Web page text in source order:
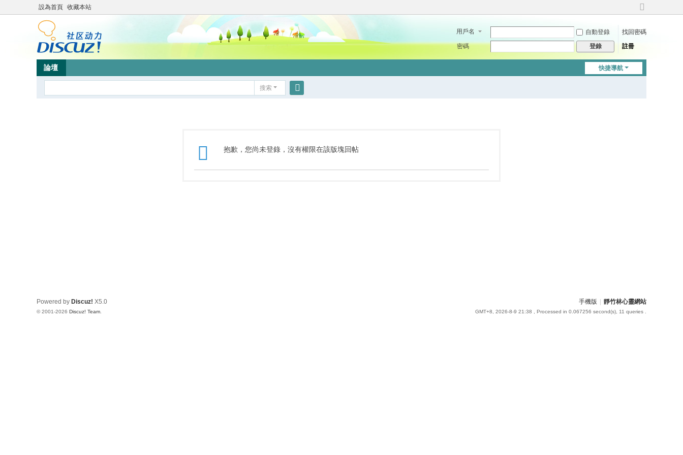
設為首頁 收藏本站
切
到
用戶名 自動登錄
找回密碼
密碼
登錄 註冊
快捷導航
論壇
搜索
抱歉，您尚未登錄，沒有權限在該版塊回帖
手機版 靜竹林心靈網站
GMT+8, 2026-8-9 21:38 , Processed in 0.067256 second(s), 11 queries .
Powered by Discuz! X5.0
© 2001-2026 Discuz! Team